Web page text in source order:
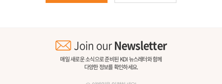
Join ourNewsletter
매일 새로운 소식으로 준비된 KDI 뉴스레터와 함께
다양한 정보를 확인하세요.